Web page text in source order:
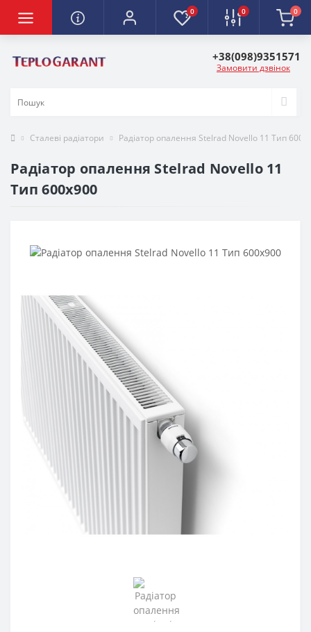
0 0 0
+38(098)9351571
Замовити дзвінок
Сталеві радіатори Радіатор опалення Stelrad Novello 11 Тип
Радіатор опалення Stelrad Novello 11
Тип 600х900